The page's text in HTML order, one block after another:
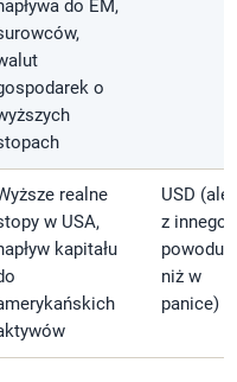
do EM,
o
realne
w USA,
kapitału
USD (ale
z innego
powodu
niż w
panice)